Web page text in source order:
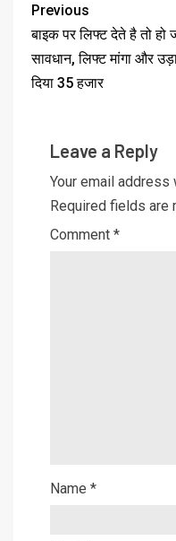
Previous
बाइक पर लिफ्ट देते है तो हो
सावधान, लिफ्ट मांगा और
दिया 35 हजार
Leave a Reply
Your email
Required fields are
Comment *
Name *